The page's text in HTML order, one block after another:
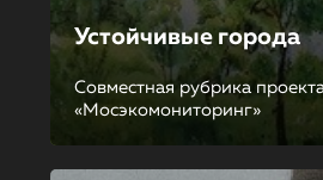
Устойчивые города
Совместная рубрика
«Мосэкомониторинг»